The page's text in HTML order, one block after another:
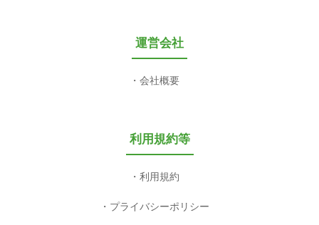
運営会社
会社概要
利用規約等
利用規約
プライバシーポリシー